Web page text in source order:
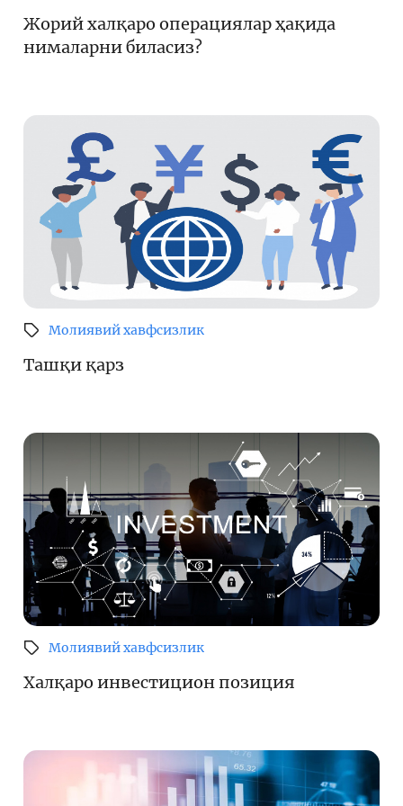
Кенгайтирилган қидирув
Сайт харитаси
Жорий халқаро операциялар ҳақида
нималарни биласиз?
Молиявий хавфсизлик
Ташқи қарз
Молиявий хавфсизлик
Халқаро инвестицион позиция